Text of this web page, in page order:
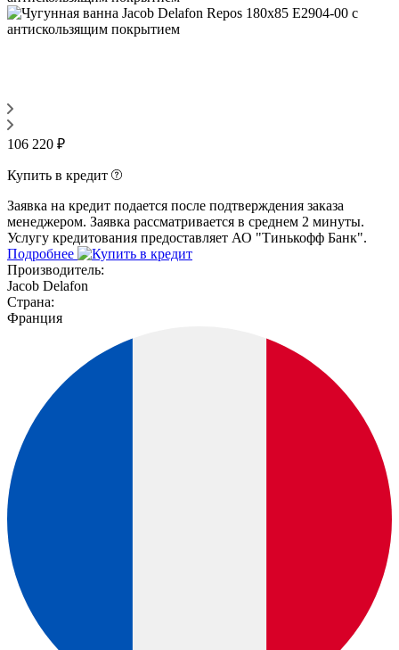
106 220 ₽
Купить в кредит
Заявка на кредит подается после подтверждения заказа
менеджером. Заявка рассматривается в среднем 2 минуты.
Услугу кредитования предоставляет АО "Тинькофф Банк".
Подробнее
Производитель:
Jacob Delafon
Страна:
Франция